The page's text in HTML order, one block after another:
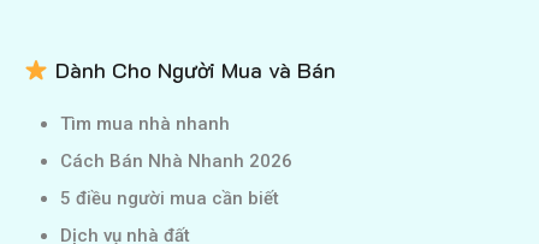
Dành Cho Người Mua và Bán
Tìm mua nhà nhanh
Cách Bán Nhà Nhanh 2026
5 điều người mua cần biết
Dịch vụ nhà đất